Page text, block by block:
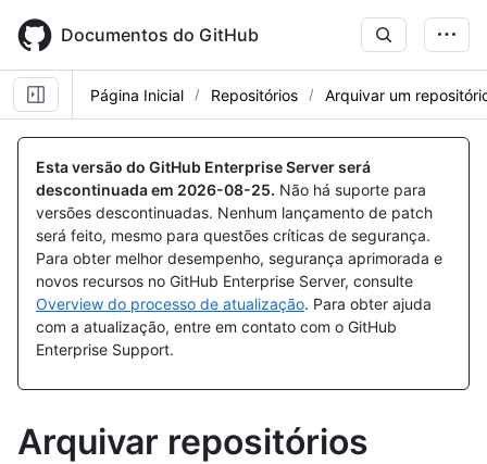
main
content
Documentos do GitHub
Página Inicial Repositórios Arquivar um
Esta versão do GitHub Enterprise Server será
descontinuada em 2026-08-25. Não há suporte para
versões descontinuadas. Nenhum lançamento de patch
será feito, mesmo para questões críticas de segurança.
Para obter melhor desempenho, segurança aprimorada e
novos recursos no GitHub Enterprise Server, consulte
Overview do processo de atualização. Para obter ajuda
com a atualização, entre em contato com o GitHub
Enterprise Support.
Arquivar repositórios